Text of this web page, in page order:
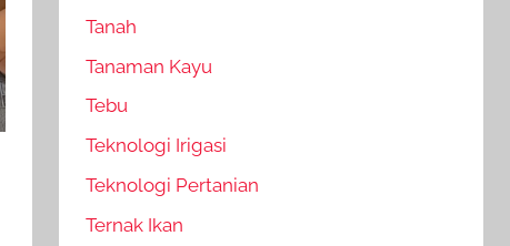
Tanah
Tanaman Kayu
Tebu
Teknologi Irigasi
Teknologi Pertanian
Ternak Ikan